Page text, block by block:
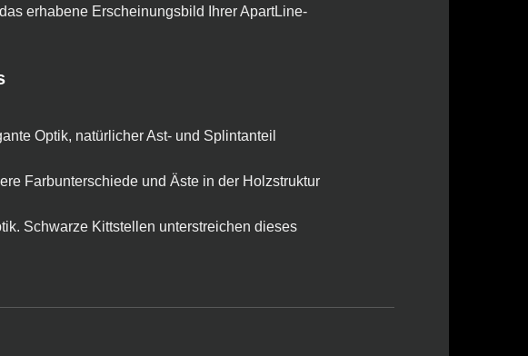
erhabene Erscheinungsbild Ihrer ApartLine-
Optik, natürlicher Ast- und Splintanteil
Farbunterschiede und Äste in der Holzstruktur
Schwarze Kittstellen unterstreichen dieses